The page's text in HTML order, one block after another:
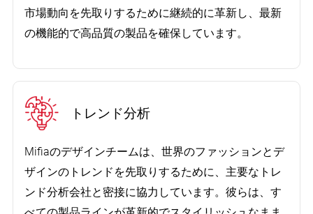
市場動向を先取りするために継続的に革新し、最新
の機能的で高品質の製品を確保しています。
トレンド分析
Mifiaのデザインチームは、世界のファッションとデ
ザインのトレンドを先取りするために、主要なトレ
ンド分析会社と密接に協力しています。彼らは、す